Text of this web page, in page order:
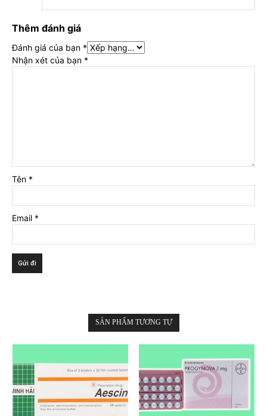
Thêm đánh giá
Đánh giá của bạn *
Nhận xét của bạn *
Tên *
Email *
SẢN PHẨM TƯƠNG TỰ